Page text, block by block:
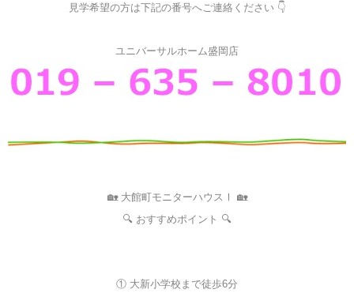
見学希望の方は下記の番号へご連絡ください 👇
ユニバーサルホーム盛岡店
🏡 大館町モニターハウスⅠ 🏡
🔍 おすすめポイント 🔍
① 大新小学校まで徒歩6分